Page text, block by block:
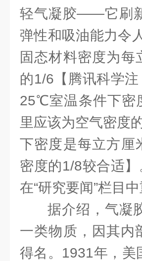
轻气凝胶——它刷
弹性和吸油能力令
固态材料密度为
的1/6【腾讯科学
25℃室温条件下密
里应该为空气密度
下密度是每立方厘
密度的1/8较合适
在“研究要闻”栏目
据介绍，气凝
一类物质，因其内
得名。1931年，美